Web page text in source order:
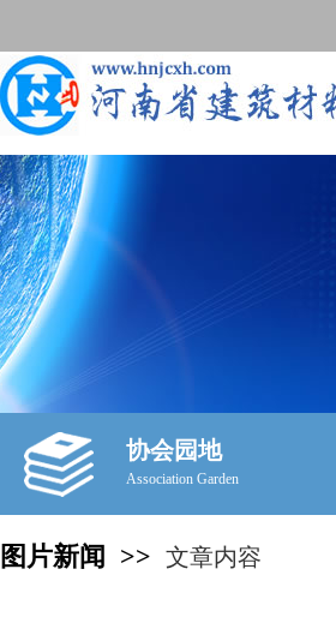
协会园地
Association Garden
图片新闻 >> 文章内容